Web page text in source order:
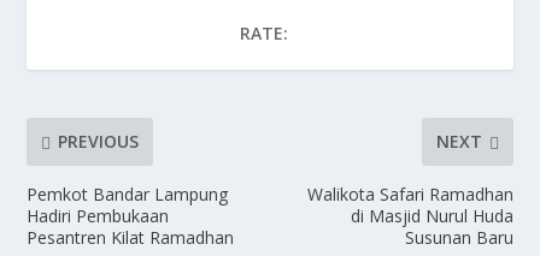
RATE:
PREVIOUS
Pemkot Bandar Lampung
Hadiri Pembukaan
Pesantren Kilat Ramadhan
NEXT
Walikota Safari Ramadhan
di Masjid Nurul Huda
Susunan Baru